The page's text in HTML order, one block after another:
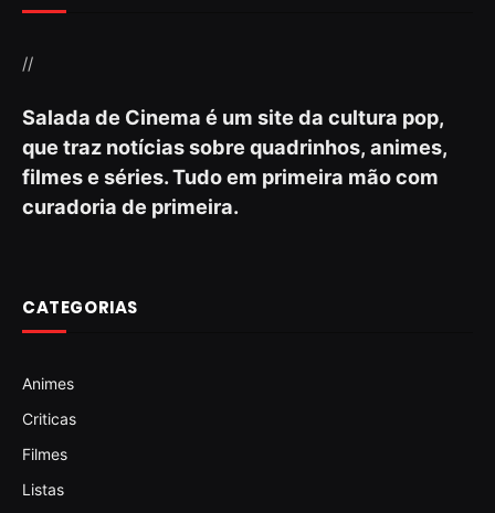
//
Salada de Cinema é um site da cultura pop,
que traz notícias sobre quadrinhos, animes,
filmes e séries. Tudo em primeira mão com
curadoria de primeira.
CATEGORIAS
Animes
Criticas
Filmes
Listas